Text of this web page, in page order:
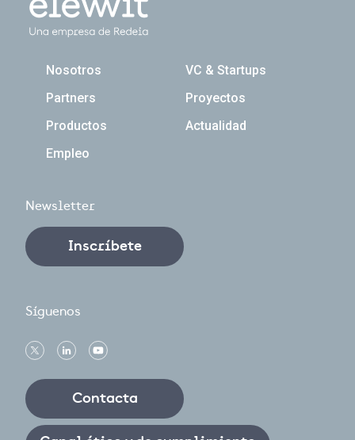
Navegación principal
Nosotros
VC & Startups
Partners
Proyectos
Productos
Actualidad
Empleo
Newsletter
Inscríbete
Síguenos
Contacta